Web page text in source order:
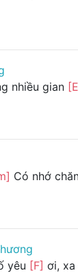
nhiều gian
Có nhớ
yêu [F] ơi, xa